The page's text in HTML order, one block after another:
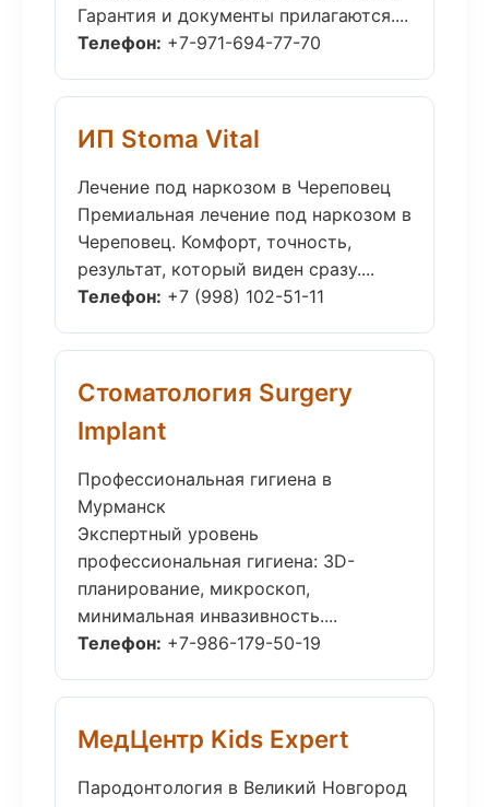
Гарантия и документы прилагаются....
Телефон: +7-971-694-77-70
ИП Stoma Vital
Лечение под наркозом в Череповец
Премиальная лечение под наркозом в
Череповец. Комфорт, точность,
результат, который виден сразу....
Телефон: +7 (998) 102-51-11
Стоматология Surgery
Implant
Профессиональная гигиена в
Мурманск
Экспертный уровень
профессиональная гигиена: 3D-
планирование, микроскоп,
минимальная инвазивность....
Телефон: +7-986-179-50-19
МедЦентр Kids Expert
Пародонтология в Великий Новгород